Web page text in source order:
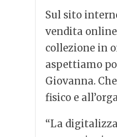
Sul sito
vendita
collezione in
aspettiamo
Giovanna.
fisico e
“La